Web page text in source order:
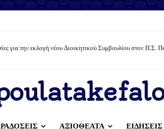
για την εκλογή νέου Διοικητικού Συμβουλίου στον Π.Σ.
ΑΞΙΟΘΕΑΤΑ